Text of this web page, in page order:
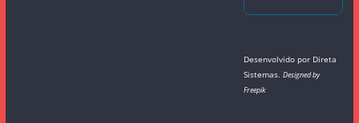
Desenvolvido por Direta
Sistemas.Designed by
Freepik